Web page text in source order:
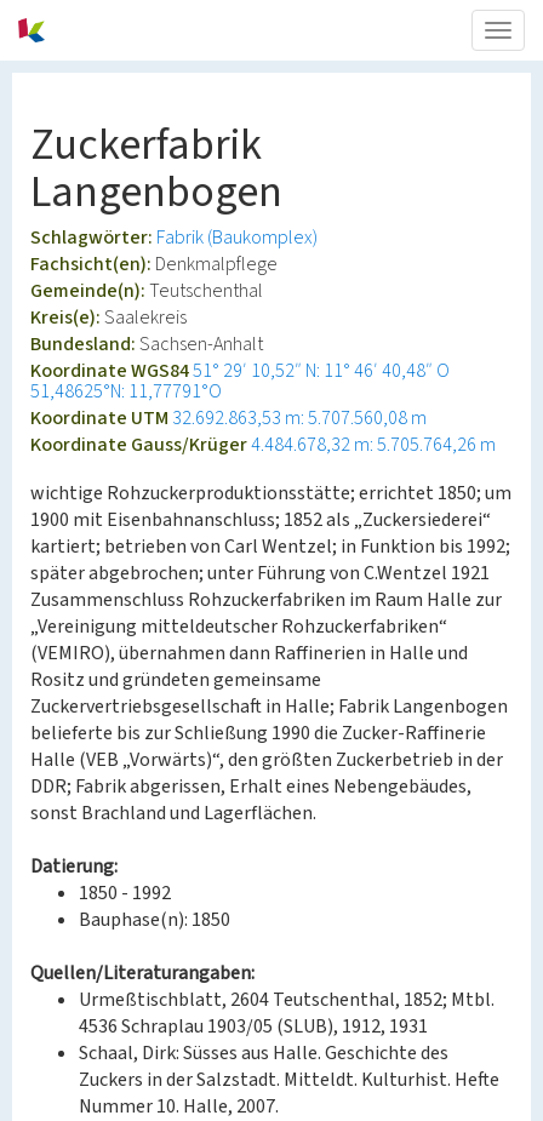
Zuckerfabrik
Langenbogen
Schlagwörter: Fabrik (Baukomplex)
Fachsicht(en): Denkmalpflege
Gemeinde(n):Teutschenthal
Kreis(e):Saalekreis
Bundesland:Sachsen-Anhalt
Koordinate WGS8451° 29′ 10,52″ N: 11° 46′ 40,48″ O
51,48625°N: 11,77791°O
Koordinate UTM 32.692.863,53 m: 5.707.560,08 m
Koordinate Gauss/Krüger4.484.678,32 m: 5.705.764,26 m
wichtige Rohzuckerproduktionsstätte; errichtet 1850; um
1900 mit Eisenbahnanschluss; 1852 als „Zuckersiederei“
kartiert; betrieben von Carl Wentzel; in Funktion bis 1992;
später abgebrochen; unter Führung von C.Wentzel 1921
Zusammenschluss Rohzuckerfabriken im Raum Halle zur
„Vereinigung mitteldeutscher Rohzuckerfabriken“
(VEMIRO), übernahmen dann Raffinerien in Halle und
Rositz und gründeten gemeinsame
Zuckervertriebsgesellschaft in Halle; Fabrik Langenbogen
belieferte bis zur Schließung 1990 die Zucker-Raffinerie
Halle (VEB „Vorwärts)“, den größten Zuckerbetrieb in der
DDR; Fabrik abgerissen, Erhalt eines Nebengebäudes,
sonst Brachland und Lagerflächen.
Datierung:
1850 - 1992
Bauphase(n): 1850
Quellen/Literaturangaben:
Urmeßtischblatt, 2604 Teutschenthal, 1852; Mtbl.
4536 Schraplau 1903/05 (SLUB), 1912, 1931
Schaal, Dirk: Süsses aus Halle. Geschichte des
Zuckers in der Salzstadt. Mitteldt. Kulturhist. Hefte
Nummer 10. Halle, 2007.